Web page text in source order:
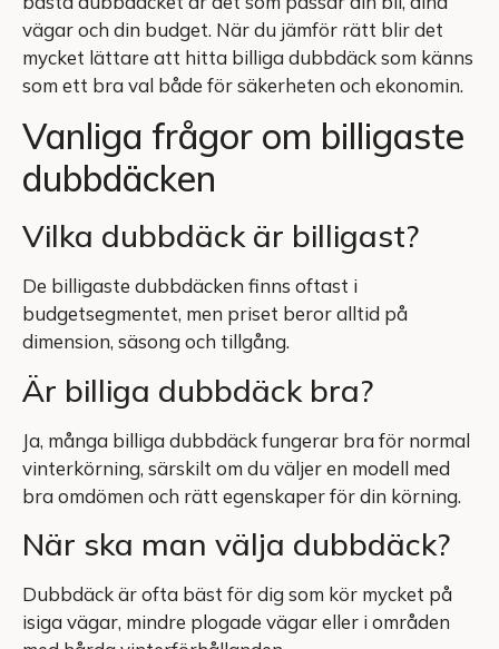
vägar och din budget. När du jämför rätt blir det
mycket lättare att hitta billiga dubbdäck som känns
som ett bra val både för säkerheten och ekonomin.
Vanliga frågor om billigaste
dubbdäcken
Vilka dubbdäck är billigast?
De billigaste dubbdäcken finns oftast i
budgetsegmentet, men priset beror alltid på
dimension, säsong och tillgång.
Är billiga dubbdäck bra?
Ja, många billiga dubbdäck fungerar bra för normal
vinterkörning, särskilt om du väljer en modell med
bra omdömen och rätt egenskaper för din körning.
När ska man välja dubbdäck?
Dubbdäck är ofta bäst för dig som kör mycket på
isiga vägar, mindre plogade vägar eller i områden